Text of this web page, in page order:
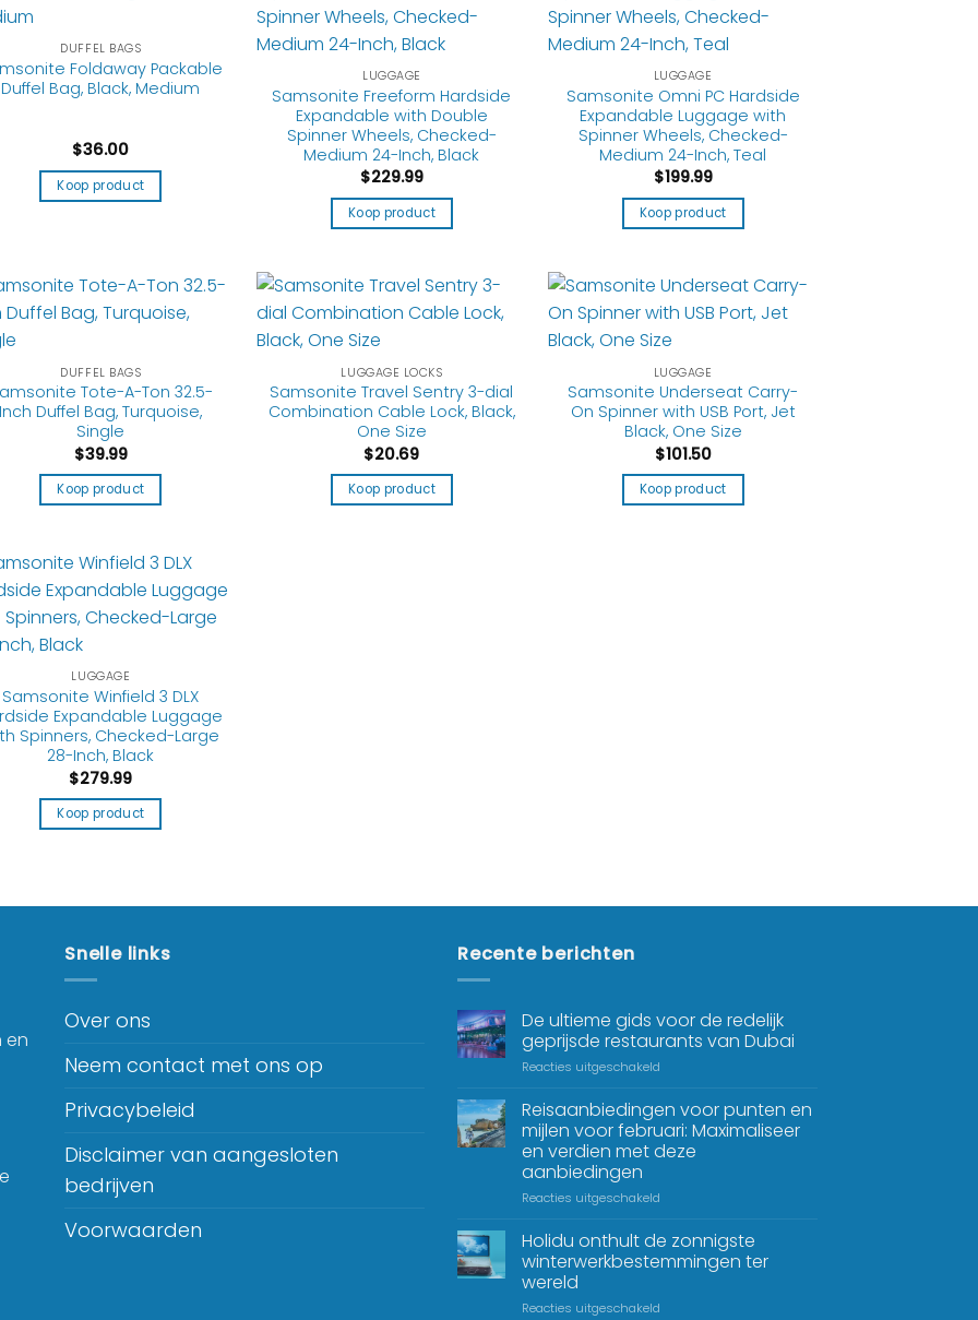
DUFFEL BAGS
Foldaway Packable
Duffel Bag, Black, Medium
$36.00
Koop product
LUGGAGE
Samsonite Freeform Hardside
Expandable with Double
Spinner Wheels, Checked-
Medium 24-Inch, Black
$229.99
Koop product
LUGGAGE
Samsonite Omni PC Hardside
Expandable Luggage with
Spinner Wheels, Checked-
Medium 24-Inch, Teal
$199.99
Koop product
DUFFEL BAGS
Tote-A-Ton 32.5-
Inch Duffel Bag, Turquoise,
Single
$39.99
Koop product
LUGGAGE LOCKS
Samsonite Travel Sentry 3-dial
Combination Cable Lock, Black,
One Size
$20.69
Koop product
LUGGAGE
Samsonite Underseat Carry-
On Spinner with USB Port, Jet
Black, One Size
$101.50
Koop product
LUGGAGE
Samsonite Winfield 3 DLX
Expandable Luggage
Spinners, Checked-Large
28-Inch, Black
$279.99
Koop product
en
Snelle links
Over ons
Neem contact met ons op
Privacybeleid
Disclaimer van aangesloten
bedrijven
Voorwaarden
Recente berichten
De ultieme gids voor de redelijk
geprijsde restaurants van Dubai
Reacties uitgeschakeld
Reisaanbiedingen voor punten en
mijlen voor februari: Maximaliseer
en verdien met deze
aanbiedingen
Reacties uitgeschakeld
Holidu onthult de zonnigste
winterwerkbestemmingen ter
wereld
Reacties uitgeschakeld